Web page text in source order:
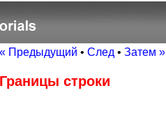
« Предыдущий • След • Затем »
Границы строки